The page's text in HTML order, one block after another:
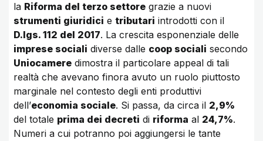
la Riforma del terzo settore grazie a nuovi
strumenti giuridici e tributari introdotti con il
D.lgs. 112 del 2017. La crescita esponenziale delle
imprese sociali diverse dalle coop sociali secondo
Uniocamere dimostra il particolare appeal di tali
realtà che avevano finora avuto un ruolo piuttosto
marginale nel contesto degli enti produttivi
dell’economia sociale. Si passa, da circa il 2,9%
del totale prima dei decreti di riforma al 24,7%.
Numeri a cui potranno poi aggiungersi le tante